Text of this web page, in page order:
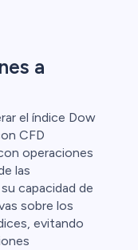
a
el índice Dow
CFD
operaciones
las
capacidad de
sobre los
evitando